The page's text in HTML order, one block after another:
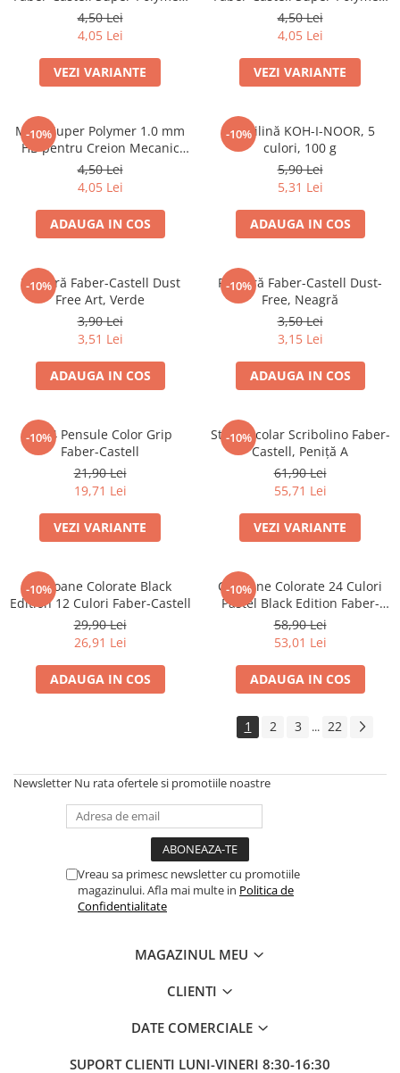
Penare cu doua compartimente
Penare cu trei compartimente
Penare echipate
Penare neechipate
Pictură și desen
Accesorii pentru pictură
Acuarele
Culori acrilice
Culori în ulei
Tempera și Guașe
Tăiere și lipire
Foarfeci
Lipici
0,5 mm, HB/B, 12 Bucăți
4,50 Lei
4,05 Lei
VEZI VARIANTE
0,7 mm, HB/B, 12 Bucăți
4,50 Lei
4,05 Lei
VEZI VARIANTE
-10%
Mine Super Polymer 1.0 mm
HB pentru Creion Mecanic
Faber-Castell
4,50 Lei
4,05 Lei
ADAUGA IN COS
-10%
Plastilină KOH-I-NOOR, 5
culori, 100 g
5,90 Lei
5,31 Lei
ADAUGA IN COS
-10%
Radieră Faber-Castell Dust
Free Art, Verde
3,90 Lei
3,51 Lei
ADAUGA IN COS
-10%
Radieră Faber-Castell Dust-
Free, Neagră
3,50 Lei
3,15 Lei
ADAUGA IN COS
-10%
Set 4 Pensule Color Grip
Faber-Castell
21,90 Lei
19,71 Lei
VEZI VARIANTE
-10%
Stilou Școlar Scribolino Faber-
Castell, Peniță A
61,90 Lei
55,71 Lei
VEZI VARIANTE
-10%
Creioane Colorate Black
Edition 12 Culori Faber-Castell
29,90 Lei
26,91 Lei
ADAUGA IN COS
-10%
Creioane Colorate 24 Culori
Pastel Black Edition Faber-
Castell
58,90 Lei
53,01 Lei
ADAUGA IN COS
1 2 3 ... 22
Newsletter Nu rata ofertele si promotiile noastre
Vreau sa primesc newsletter cu promotiile
magazinului. Afla mai multe in Politica de
Confidentialitate
MAGAZINUL MEU
CLIENTI
DATE COMERCIALE
SUPORT CLIENTI LUNI-VINERI 8:30-16:30